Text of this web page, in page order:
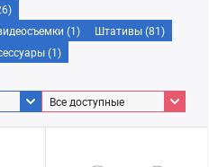
(1)
Штативы (81)
(1)
Все доступные